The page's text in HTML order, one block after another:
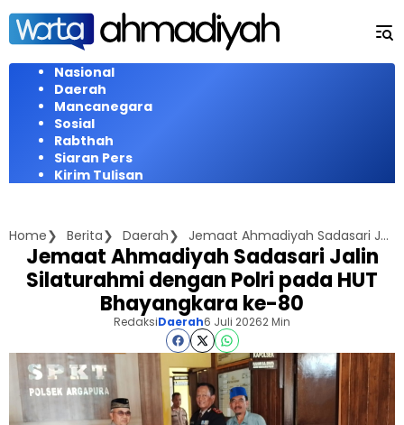
Langsung
konten
Nasional
Daerah
Mancanegara
Sosial
Rabthah
Siaran Pers
Kirim Tulisan
Home Berita Daerah Jemaat Ahmadiyah Sadasari Jalin Silaturahmi dengan Polri pada HUT Bhayangkara ke-80
Jemaat Ahmadiyah Sadasari Jalin
Silaturahmi dengan Polri pada HUT
Bhayangkara ke-80
RedaksiDaerah6 Juli 20262 Min